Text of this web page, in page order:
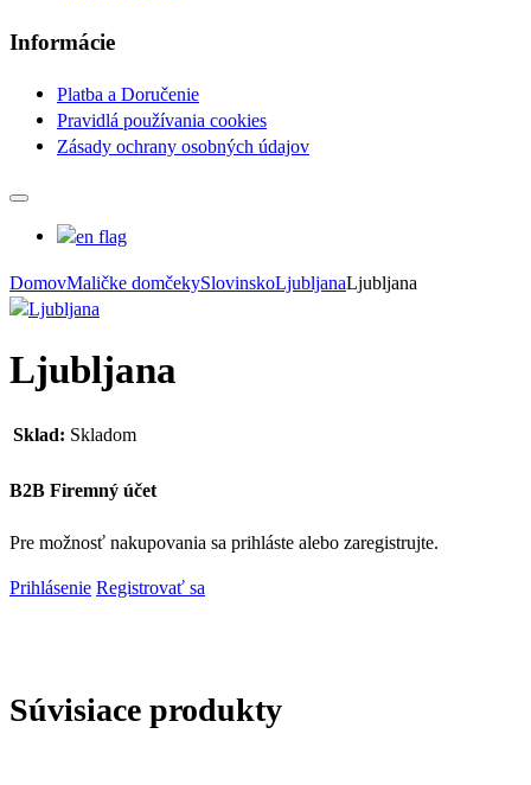
Informácie
Platba a Doručenie
Pravidlá používania cookies
Zásady ochrany osobných údajov
DomovMaličke domčekySlovinskoLjubljanaLjubljana
Ljubljana
Sklad: Skladom
B2B Firemný účet
Pre možnosť nakupovania sa prihláste alebo zaregistrujte.
Prihlásenie Registrovať sa
Súvisiace produkty